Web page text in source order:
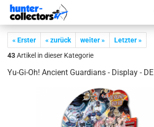
« Erster « zurück weiter »
Letzter »
43Artikel in dieser Kategorie
Yu-​Gi-Oh! An­ci­ent Guar­di­ans - Dis­play - DE